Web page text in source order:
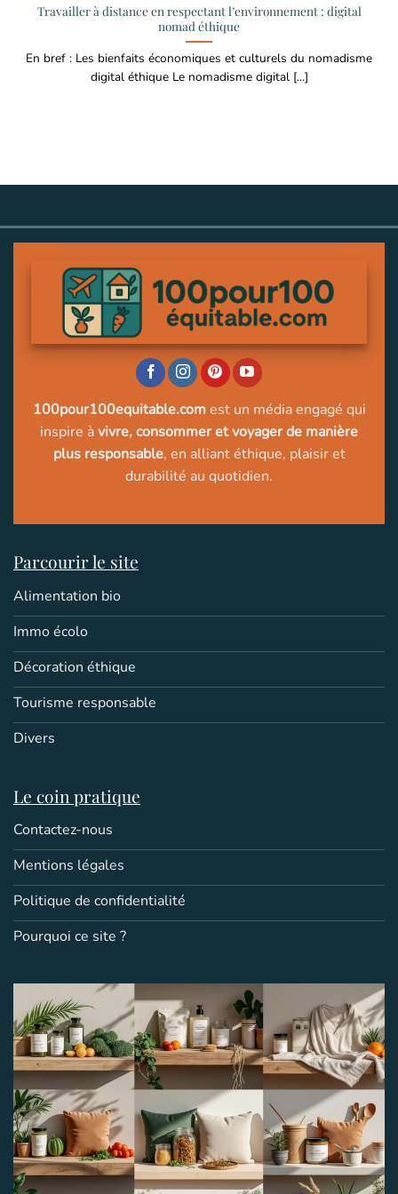
Travailler à distance en respectant l’environnement : digital
nomad éthique
En bref : Les bienfaits économiques et culturels du nomadisme
digital éthique Le nomadisme digital [...]
100pour100equitable.comest un média engagé qui
inspire àvivre, consommer et voyager de manière
plus responsable, en alliant éthique, plaisir et
durabilité au quotidien.
Parcourir le site
Alimentation bio
Immo écolo
Décoration éthique
Tourisme responsable
Divers
Le coin pratique
Contactez-nous
Mentions légales
Politique de confidentialité
Pourquoi ce site ?